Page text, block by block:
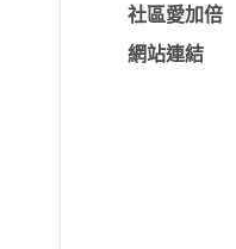
社區愛加倍
網站連結